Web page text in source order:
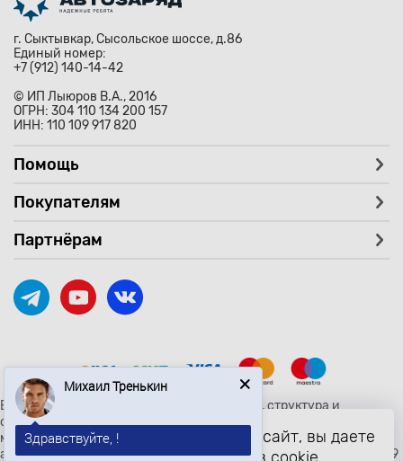
г. Сыктывкар, Сысольское шоссе, д.86
Единый номер:
+7 (912) 140-14-42
© ИП Лыюров В.А., 2016
ОГРН: 304 110 134 200 157
ИНН: 110 109 917 820
Помощь
Покупателям
Партнёрам
Вся текстовая и графическая информация, структура и
оформление страницы avtozaryad.ru защищены российскими и
международными законами и соглашениями об охране
авторских прав и интеллектуальной собственности (статьи 1259
Продолжая использовать наш сайт, вы даете
Михаил Тренькин
Здравствуйте, !